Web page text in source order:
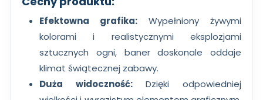
Efektowna grafika: Wypełniony żywymi
kolorami i realistycznymi eksplozjami
sztucznych ogni, baner doskonale oddaje
klimat świątecznej zabawy.
Duża widoczność:Dzięki odpowiedniej